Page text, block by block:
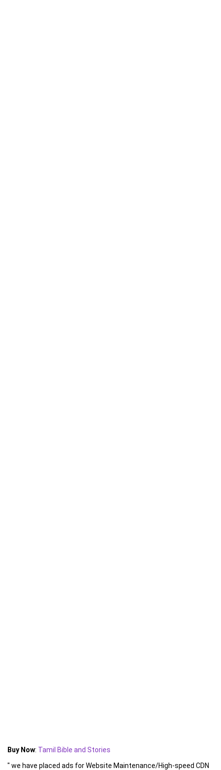
Buy Now: Tamil Bible and Stories
" we have placed ads for Website Maintenance/High-speed CDN